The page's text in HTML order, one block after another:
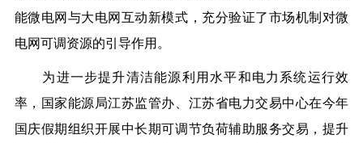
能微电网与大电网互动新模式，充分验证了市场机制对微
电网可调资源的引导作用。
为进一步提升清洁能源利用水平和电力系统运行效
率，国家能源局江苏监管办、江苏省电力交易中心在今年
国庆假期组织开展中长期可调节负荷辅助服务交易，提升